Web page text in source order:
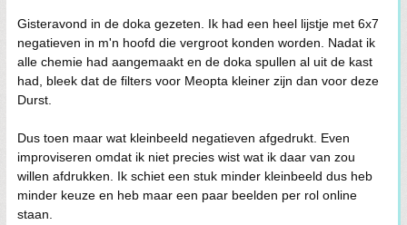
Gisteravond in de doka gezeten. Ik had een heel lijstje met 6x7
negatieven in m'n hoofd die vergroot konden worden. Nadat ik
alle chemie had aangemaakt en de doka spullen al uit de kast
had, bleek dat de filters voor Meopta kleiner zijn dan voor deze
Durst.
Dus toen maar wat kleinbeeld negatieven afgedrukt. Even
improviseren omdat ik niet precies wist wat ik daar van zou
willen afdrukken. Ik schiet een stuk minder kleinbeeld dus heb
minder keuze en heb maar een paar beelden per rol online
staan.